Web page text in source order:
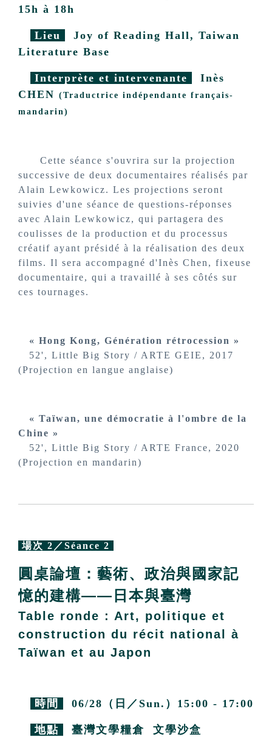
15h à 18h
Lieu
Joy of Reading Hall, Taiwan
Literature Base
Interprète et intervenante
Inès
CHEN (Traductrice indépendante français-
mandarin)
Cette séance s'ouvrira sur la projection
successive de deux documentaires réalisés par
Alain Lewkowicz. Les projections seront
suivies d'une séance de questions-réponses
avec Alain Lewkowicz, qui partagera des
coulisses de la production et du processus
créatif ayant présidé à la réalisation des deux
films. Il sera accompagné d'Inès Chen, fixeuse
documentaire, qui a travaillé à ses côtés sur
ces tournages.
« Hong Kong, Génération rétrocession »
52', Little Big Story / ARTE GEIE, 2017
(Projection en langue anglaise)
« Taïwan, une démocratie à l'ombre de la
Chine »
52', Little Big Story / ARTE France, 2020
(Projection en mandarin)
場次 2／Séance 2
圓桌論壇：藝術、政治與國家記
憶的建構——日本與臺灣
Table ronde : Art, politique et
construction du récit national à
Taïwan et au Japon
時間 06/28（日／Sun.）15:00 - 17:00
地點 臺灣文學糧倉 文學沙盒